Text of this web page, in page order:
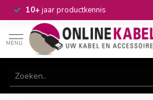
10+jaar productkennis
MENU